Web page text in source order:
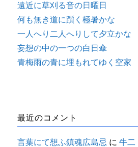
遠近に草刈る音の日曜日
何も無き道に躓く極暑かな
一人へり二人へりして夕立かな
妄想の中の一つの白日傘
青梅雨の青に埋もれてゆく空家
最近のコメント
言葉にて想ふ鎮魂広島忌 に牛二